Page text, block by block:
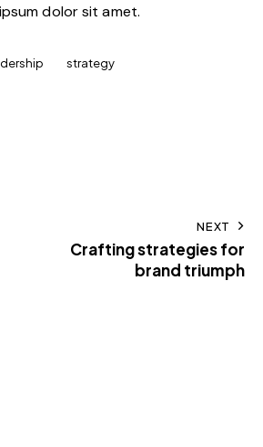
dolor sit amet.
strategy
NEXT
Crafting strategies for
brand triumph